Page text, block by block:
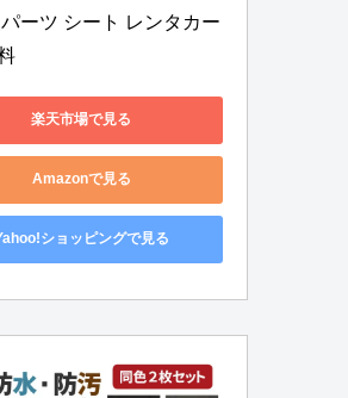
ーツ シート レンタカー
楽天市場で見る
Amazonで見る
ショッピングで見る